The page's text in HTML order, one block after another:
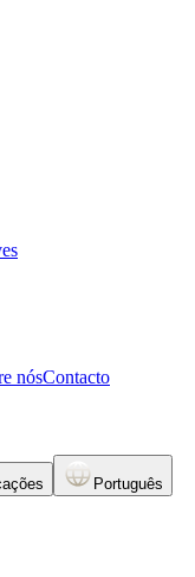
nósContacto
Português